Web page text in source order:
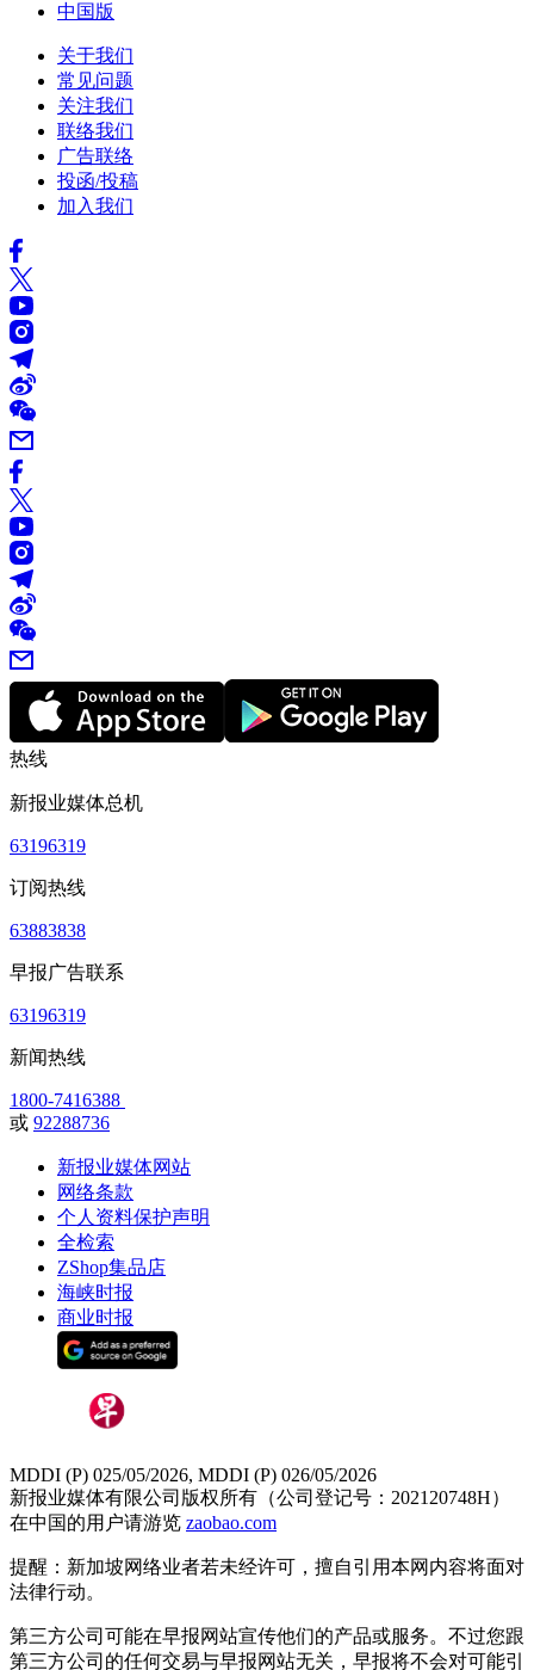
中国版
关于我们
常见问题
关注我们
联络我们
广告联络
投函/投稿
加入我们
热线
新报业媒体总机
63196319
订阅热线
63883838
早报广告联系
63196319
新闻热线
1800-7416388
或 92288736
新报业媒体网站
网络条款
个人资料保护声明
全检索
ZShop集品店
海峡时报
商业时报
MDDI (P) 025/05/2026, MDDI (P) 026/05/2026
新报业媒体有限公司版权所有（公司登记号：202120748H）
在中国的用户请游览 zaobao.com
提醒：新加坡网络业者若未经许可，擅自引用本网内容将面对
法律行动。
第三方公司可能在早报网站宣传他们的产品或服务。不过您跟
第三方公司的任何交易与早报网站无关，早报将不会对可能引